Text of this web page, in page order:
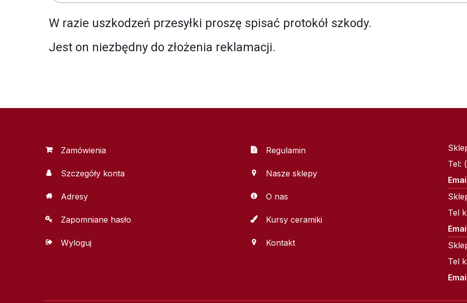
W razie uszkodzeń przesyłki proszę spisać protokół szkody.
Jest on niezbędny do złożenia reklamacji.
Zamówienia
Szczegóły konta
Adresy
Zapomniane hasło
Wyloguj
Regulamin
Nasze sklepy
O nas
Kursy ceramiki
Kontakt
Tel:
Tel
Tel